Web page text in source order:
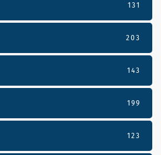
131
203
143
199
123